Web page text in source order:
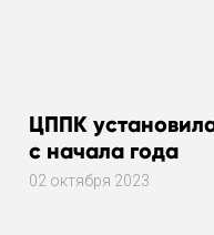
ЦППК
с начала года
02 октября 2023